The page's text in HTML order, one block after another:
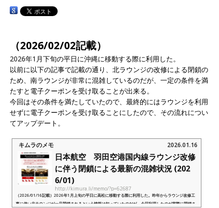
（2026/02/02記載）
2026年1月下旬の平日に沖縄に移動する際に利用した。
以前に以下の記事で記載の通り、北ラウンジの改修による閉鎖の
ため、南ラウンジが非常に混雑しているのだが、一定の条件を満
たすと電子クーポンを受け取ることが出来る。
今回はその条件を満たしていたので、最終的にはラウンジを利用
せずに電子クーポンを受け取ることにしたので、その流れについ
てアップデート。
キムラのメモ 2026.01.16
日本航空 羽田空港国内線ラウンジ改修
に伴う閉鎖による最新の混雑状況 (202
6/01)
http://kimura.li/memo/?p=62687
（2026/01/16記載）2026年1月上旬の平日に高松に移動する際に利用した。昨年からラウンジ改修工
事に伴い北ラウンジが一旦閉鎖されるという情報は知っていたのだが、今回利用したのが実際に閉鎖さ